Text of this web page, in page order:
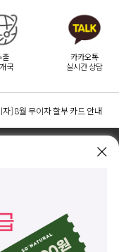
출
국
카카오톡
실시간 상담
이자] 8월 PAYCO 혜택 안내
자] 8월 무이자 할부 카드 안내
-03442호
시간 12:30~13:30)